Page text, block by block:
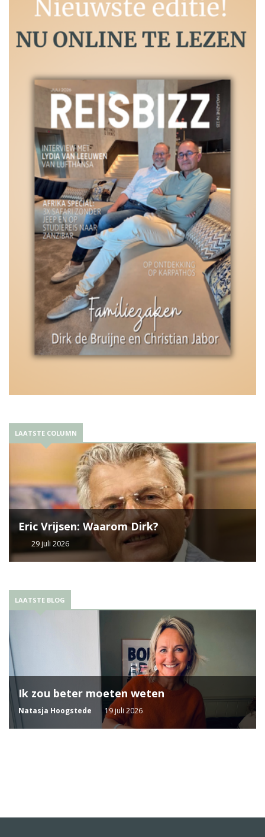
LAATSTE COLUMN
Eric Vrijsen: Waarom Dirk?
29 juli 2026
LAATSTE BLOG
Ik zou beter moeten weten
Natasja Hoogstede 19 juli 2026